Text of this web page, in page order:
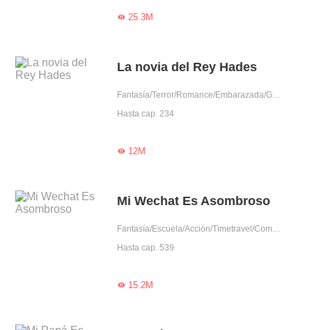
25.3M
La novia del Rey Hades
Fantasía/Terror/Romance/Embarazada/Gentil/Dominante/Arrogante/Pura/Hades/Dios
Hasta cap. 234
12M
Mi Wechat Es Asombroso
Fantasía/Escuela/Acción/Timetravel/Comedia/Sistema/Ascensión/Dios/Empollón
Hasta cap. 539
15.2M